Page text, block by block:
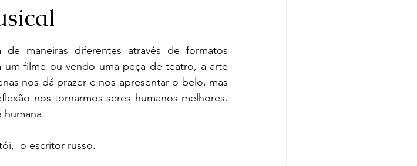
Ensaios Poesia
maneiras diferentes através de formatos
filme ou vendo uma peça de teatro, a arte
nos dá prazer e nos apresentar o belo, mas
nos tornarmos seres humanos melhores.
o escritor russo.